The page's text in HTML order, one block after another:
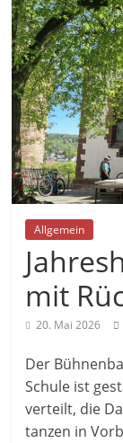
Allgemein
mit
20. Mai 2026
Der
Schule ist
verteilt, die
tanzen in